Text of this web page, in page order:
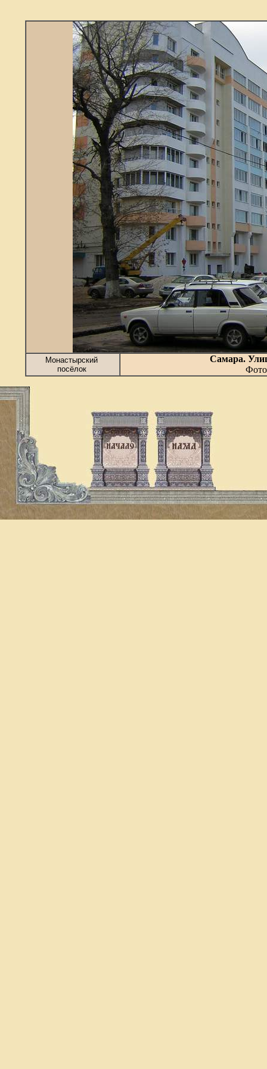
Монастырский
посёлок
Самара.